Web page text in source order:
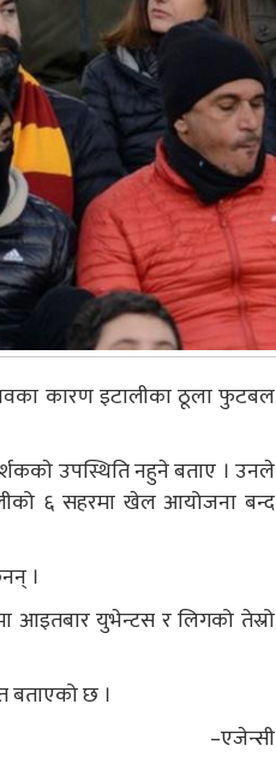
कारण इटालीका ठूला फुटबल
उपस्थिति नहुने बताए । उनले
६ सहरमा खेल आयोजना बन्द
।
आइतबार युभेन्टस र लिगको तेस्रो
बताएको छ ।
–एजेन्सी